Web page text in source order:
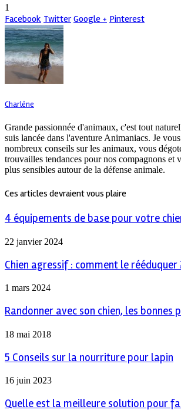
1
Facebook Twitter Google + Pinterest
Charlène
Grande passionnée d'animaux, c'est tout
suis lancée dans l'aventure Animaniacs. Je
nombreux conseils sur les animaux, vous
trouvailles tendances pour nos compagnons et
plus sensibles autour de la défense animale.
Ces articles devraient vous plaire
4 équipements de base pour votre
22 janvier 2024
Chien agressif : comment le rééduquer
1 mars 2024
Randonner avec son chien, les bonnes
18 mai 2018
5 Conseils sur la nourriture pour lapin
16 juin 2023
Quelle est la meilleure solution pour